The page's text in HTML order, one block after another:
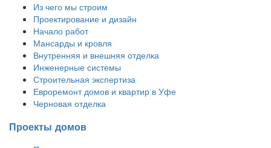
Из чего мы строим
Проектирование и дизайн
Начало работ
Мансарды и кровля
Внутренняя и внешняя отделка
Инженерные системы
Строительная экспертиза
Евроремонт домов и квартир в Уфе
Черновая отделка
Проекты домов